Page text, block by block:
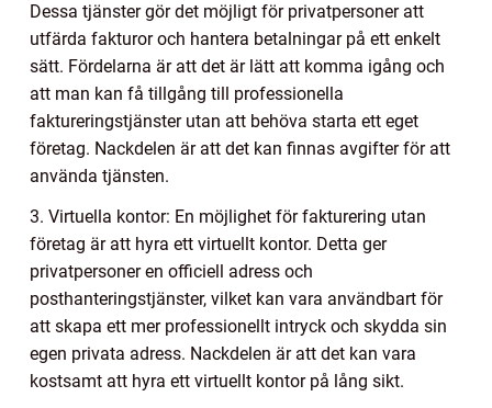
Dessa tjänster gör det möjligt för privatpersoner att
utfärda fakturor och hantera betalningar på ett enkelt
sätt. Fördelarna är att det är lätt att komma igång och
att man kan få tillgång till professionella
faktureringstjänster utan att behöva starta ett eget
företag. Nackdelen är att det kan finnas avgifter för att
använda tjänsten.
3. Virtuella kontor: En möjlighet för fakturering utan
företag är att hyra ett virtuellt kontor. Detta ger
privatpersoner en officiell adress och
posthanteringstjänster, vilket kan vara användbart för
att skapa ett mer professionellt intryck och skydda sin
egen privata adress. Nackdelen är att det kan vara
kostsamt att hyra ett virtuellt kontor på lång sikt.